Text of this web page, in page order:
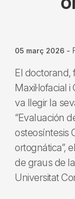
05 març 2026 -
El doctorand,
Maxil·lofacial
va llegir la
“Evaluación
osteosíntesis
ortognática”,
de graus de
Universitat